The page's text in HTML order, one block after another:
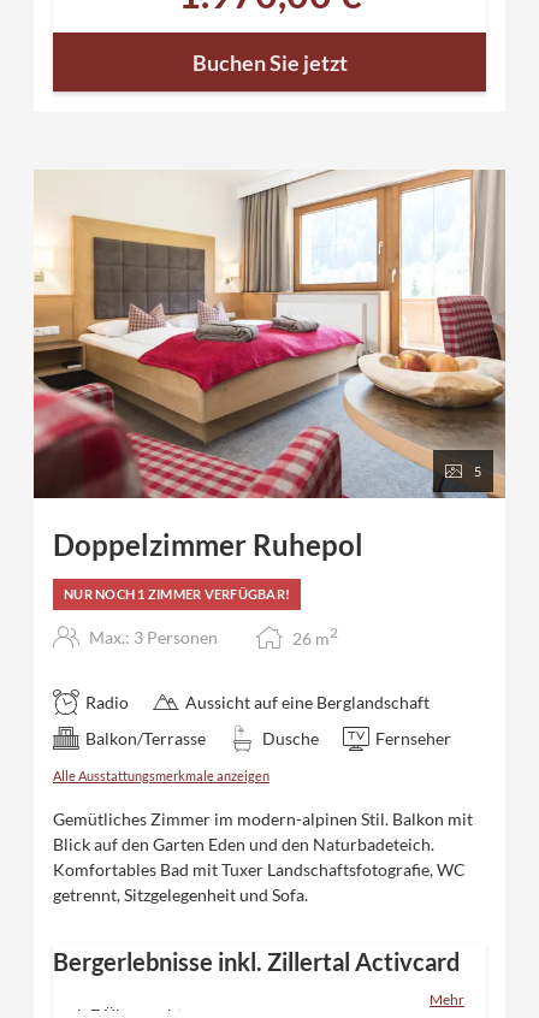
Verkehrsmittel, uvm.
Relaxen in unserem Saunaparadies mit direktem
Zugang in den Garten und zum Naturbadeteich
persönliche Wanderempfehlung und Tipps zur
Wanderausrüstung zum Verleih wie Rucksack
und Wanderstöcke
gratis Wanderbus von Mayrhofen bis Hintertux
Die Zillertal Activcard ist der Schlüssel zu
außergewöhnlichen Bergerlebnissen. Alle 10
Sommerbergbahnen im Zillertal sind damit
kostenlos und ermöglichen einen einfachen
Aufstieg und atemberaubende Aussichten.
Buchen Sie jetzt
5
Doppelzimmer Ruhepol
NUR NOCH 1 ZIMMER VERFÜGBAR!
Max.: 3 Personen 26 m2
Radio
Aussicht auf eine Berglandschaft
Balkon/Terrasse
Dusche Fernseher
Alle Ausstattungsmerkmale anzeigen
Gemütliches Zimmer im modern-alpinen Stil. Balkon mit
Blick auf den Garten Eden und den Naturbadeteich.
Komfortables Bad mit Tuxer Landschaftsfotografie, WC
getrennt, Sitzgelegenheit und Sofa.
Bergerlebnisse inkl. Zillertal Activcard
Mehr